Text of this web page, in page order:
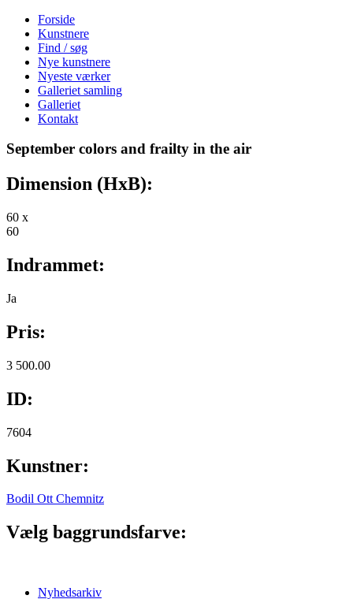
Forside
Kunstnere
Find / søg
Nye kunstnere
Nyeste værker
Galleriet samling
Galleriet
Kontakt
September colors and frailty in the air
Dimension (HxB):
60 x
60
Indrammet:
Ja
Pris:
3 500.00
ID:
7604
Kunstner:
Bodil Ott Chemnitz
Vælg baggrundsfarve:
Nyhedsarkiv